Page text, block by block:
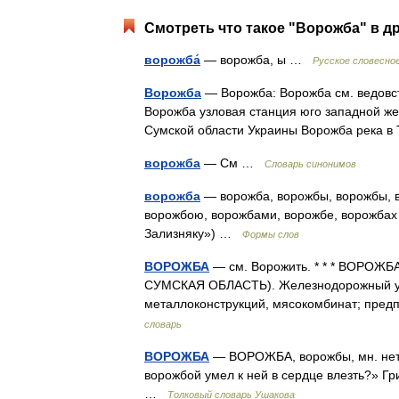
Смотреть что такое "Ворожба" в
ворожба́ — ворожба, ы … Русское
Ворожба — Ворожба: Ворожба см.
Ворожба узловая станция юго западной
Сумской области Украины Ворожба река
ворожба — См … Словарь синонимов
ворожба — ворожба, ворожбы, ворожбы,
ворожбою, ворожбами, ворожбе,
Зализняку») …
Формы слов
ВОРОЖБА — см. Ворожить. * * * ВОРОЖБА
СУМСКАЯ ОБЛАСТЬ). Железнодорожный
металлоконструкций, мясокомбинат;
словарь
ВОРОЖБА — ВОРОЖБА, ворожбы, мн. нет,
ворожбой умел к ней в сердце влезть?»
Толковый словарь Ушакова